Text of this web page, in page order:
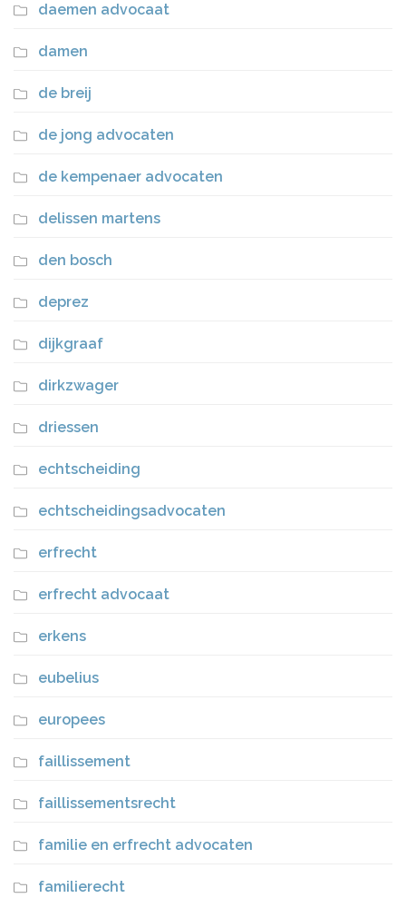
daemen advocaat
damen
de breij
de jong advocaten
de kempenaer advocaten
delissen martens
den bosch
deprez
dijkgraaf
dirkzwager
driessen
echtscheiding
echtscheidingsadvocaten
erfrecht
erfrecht advocaat
erkens
eubelius
europees
faillissement
faillissementsrecht
familie en erfrecht advocaten
familierecht